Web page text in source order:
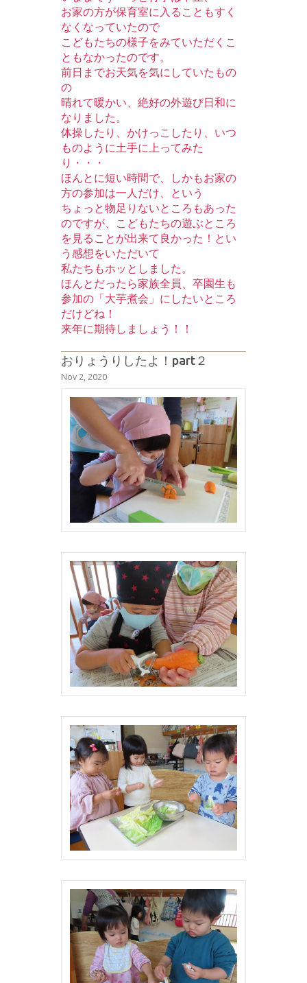
お家の方が保育室に入ることもすく
なくなっていたので
こどもたちの様子をみていただくこ
ともなかったのです。
前日までお天気を気にしていたもの
の
晴れて暖かい、絶好の外遊び日和に
なりました。
体操したり、かけっこしたり、いつ
ものように土手に上ってみた
り・・・
ほんとに短い時間で、しかもお家の
方の参加は一人だけ、という
ちょっと物足りないところもあった
のですが、こどもたちの遊ぶところ
を見ることが出来て 良かった！とい
う感想をいただいて
私たちもホッとしました。
ほんとだったら家族全員、卒園生も
参加の「大芋煮会」にしたいところ
だけどね！
来年に期待しましょう！！
おりょうりしたよ！part２
Nov 2, 2020